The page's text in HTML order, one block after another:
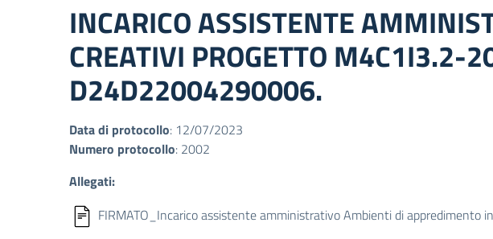
INCARICO ASSISTENTE
CREATIVI PROGETTO
D24D22004290006.
Data di protocollo: 12/07/2023
Numero protocollo: 2002
Allegati:
FIRMATO_Incarico assistente amministrativo Ambienti di appredimento